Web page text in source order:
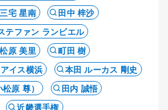
三宅 星南
田中 梓沙
テファン ランビエル
原 美里
町田 樹
イス横浜
本田 ルーカス 剛史
原 尊）
田内 誠悟
近畿選手権